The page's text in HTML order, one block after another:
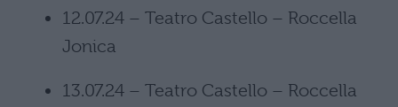
12.07.24 – Teatro Castello – Roccella
Jonica
13.07.24 – Teatro Castello – Roccella